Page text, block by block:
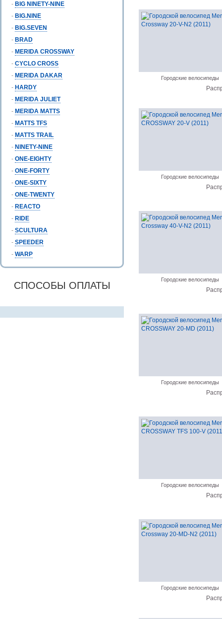
- BIG NINETY-NINE
- BIG.NINE
- BIG.SEVEN
- BRAD
- MERIDA CROSSWAY
- CYCLO CROSS
- MERIDA DAKAR
- HARDY
- MERIDA JULIET
- MERIDA MATTS
- MATTS TFS
- MATTS TRAIL
- NINETY-NINE
- ONE-EIGHTY
- ONE-FORTY
- ONE-SIXTY
- ONE-TWENTY
- REACTO
- RIDE
- SCULTURA
- SPEEDER
- WARP
СПОСОБЫ ОПЛАТЫ
Городские велосипеды
Городские велосипеды
Городские велосипеды
Городские велосипеды
Городские велосипеды
Городские велосипеды